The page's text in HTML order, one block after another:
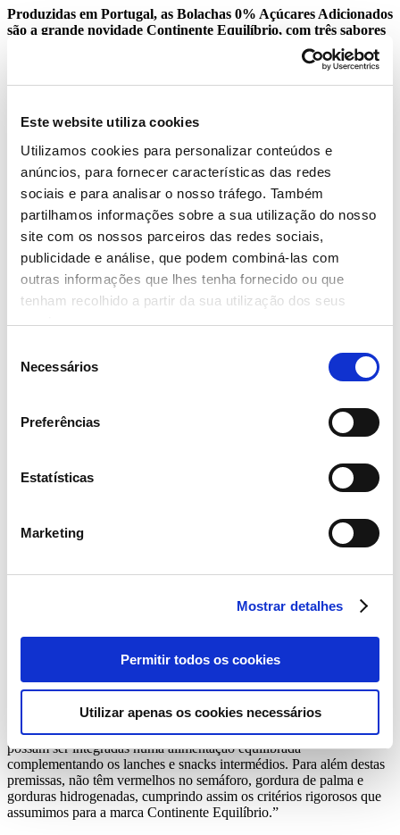
Este website utiliza cookies
Utilizamos cookies para personalizar conteúdos e
anúncios, para fornecer características das redes
sociais e para analisar o nosso tráfego. Também
partilhamos informações sobre a sua utilização do nosso
site com os nossos parceiros das redes sociais,
publicidade e análise, que podem combiná-las com
outras informações que lhes tenha fornecido ou que
tenham recolhido a partir da sua utilização dos seus
serviços.
Necessários
Preferências
Estatísticas
Marketing
Mostrar detalhes
Permitir todos os cookies
Utilizar apenas os cookies necessários
Produzidas em Portugal, as Bolachas 0% Açúcares Adicionados
são a grande novidade Continente Equilíbrio, com três sabores
diferenciadores - “5 Cereais e Framboesa”, “Chocolate e
Cacau” e “Chai e Gengibre”. As bolachas encontram-se
Sem qualquer açúcar adicionado mas mantendo todo o sabor, as
três sabores que vão ao encontro das tendências de sazonalidade,
embalagens são práticas, por se apresentarem em doses individuais e
bite size, ideais para lanches e snacks saudáveis do dia-a-dia.
Segundo Mayumi Thaís Delgado, nutricionista do Continente,
em maior quantidade fosse uma farinha integral. Além disso, não
têm adição de açúcar e têm um elevado teor de fibra, para que
possam ser integradas numa alimentação equilibrada
complementando os lanches e snacks intermédios. Para além destas
premissas, não têm vermelhos no semáforo, gordura de palma e
gorduras hidrogenadas, cumprindo assim os critérios rigorosos que
assumimos para a marca Continente Equilíbrio.”